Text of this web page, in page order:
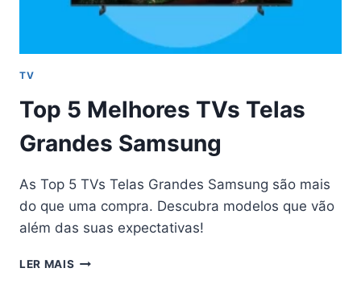
TV
Top 5 Melhores TVs Telas
Grandes Samsung
As Top 5 TVs Telas Grandes Samsung são mais
do que uma compra. Descubra modelos que vão
além das suas expectativas!
LER MAIS TOP